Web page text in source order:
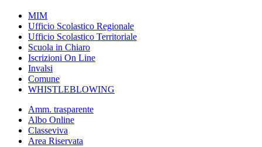
MIM
Ufficio Scolastico Regionale
Ufficio Scolastico Territoriale
Scuola in Chiaro
Iscrizioni On Line
Invalsi
Comune
WHISTLEBLOWING
Amm. trasparente
Albo Online
Classeviva
Area Riservata